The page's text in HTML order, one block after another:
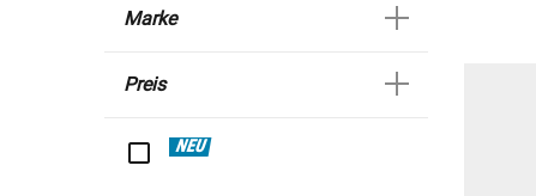
Marke
Preis
NEU